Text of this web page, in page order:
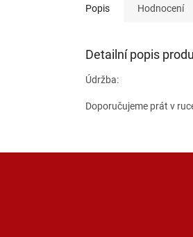
Popis Hodnocení
Detailní popis
Údržba:
Doporučujeme prát v